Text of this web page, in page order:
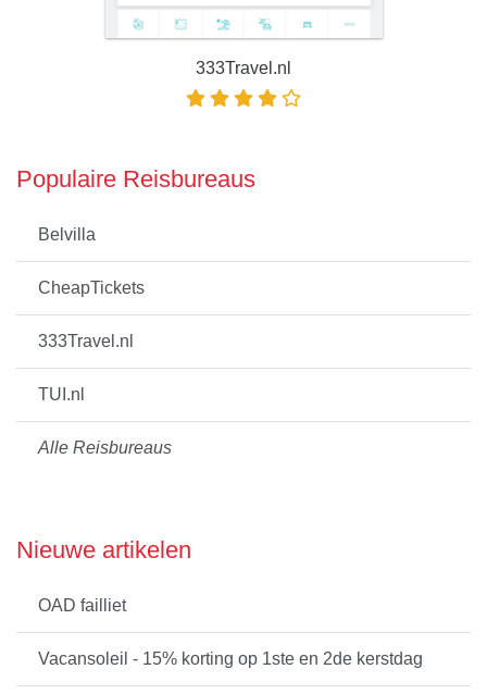
333Travel.nl
Populaire Reisbureaus
Belvilla
CheapTickets
333Travel.nl
TUI.nl
Alle Reisbureaus
Nieuwe artikelen
OAD failliet
Vacansoleil - 15% korting op 1ste en 2de kerstdag